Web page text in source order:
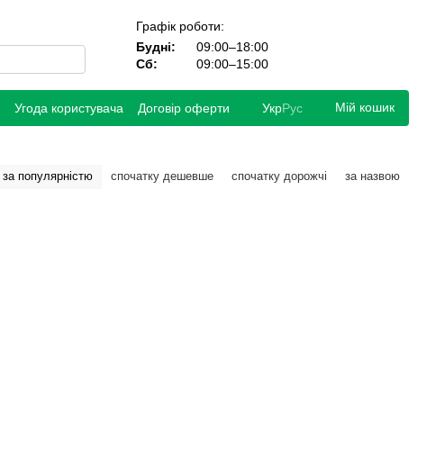
Графік роботи:
Будні:
09:00–18:00
Сб:
09:00–15:00
Угода користувача Договір оферти УкрРус Мій кошик
за популярністю спочатку дешевше спочатку дорожчі за назвою